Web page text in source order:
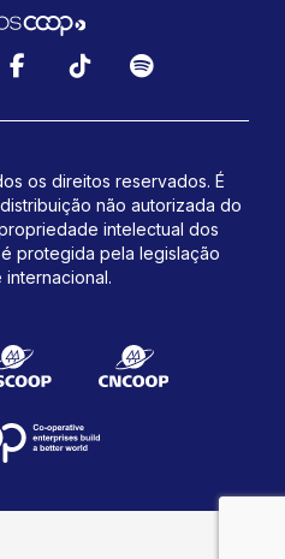
os direitos reservados. É
não autorizada do
intelectual dos
protegida pela legislação
internacional.